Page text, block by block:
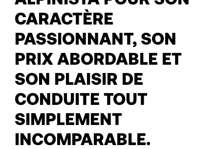
CARACTÈRE
PASSIONNANT, SON
PRIX ABORDABLE ET
SON PLAISIR DE
CONDUITE TOUT
SIMPLEMENT
INCOMPARABLE.